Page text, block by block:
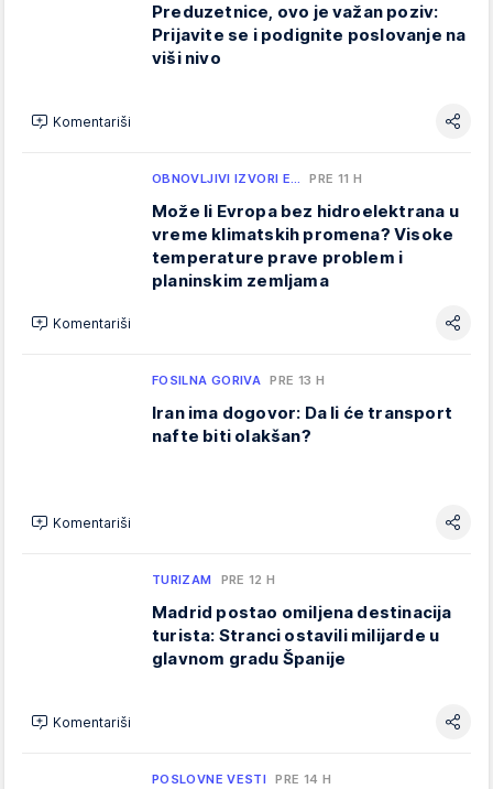
Preduzetnice, ovo je važan poziv:
Prijavite se i podignite poslovanje na
viši nivo
Komentariši
OBNOVLJIVI IZVORI E… PRE 11 H
Može li Evropa bez hidroelektrana u
vreme klimatskih promena? Visoke
temperature prave problem i
planinskim zemljama
Komentariši
FOSILNA GORIVA PRE 13 H
Iran ima dogovor: Da li će transport
nafte biti olakšan?
Komentariši
TURIZAM PRE 12 H
Madrid postao omiljena destinacija
turista: Stranci ostavili milijarde u
glavnom gradu Španije
Komentariši
POSLOVNE VESTI PRE 14 H